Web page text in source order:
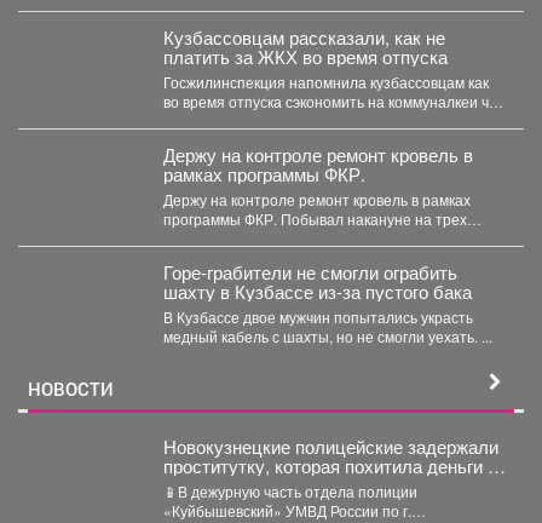
житель....
Кузбассовцам рассказали, как не
платить за ЖКХ во время отпуска
Госжилинспекция напомнила кузбассовцам как
во время отпуска сэкономить на коммуналкеи что
Держу на контроле ремонт кровель в
рамках программы ФКР.
Держу на контроле ремонт кровель в рамках
программы ФКР. Побывал накануне на трех
Горе-грабители не смогли ограбить
шахту в Кузбассе из-за пустого бака
В Кузбассе двое мужчин попытались украсть
медный кабель с шахты, но не смогли уехать. ...
НОВОСТИ
Новокузнецкие полицейские задержали
проститутку, которая похитила деньги у
клиента
📱В дежурную часть отдела полиции
«Куйбышевский» УМВД России по г.